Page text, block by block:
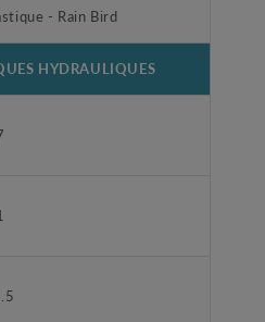
- Rain Bird
HYDRAULIQUES